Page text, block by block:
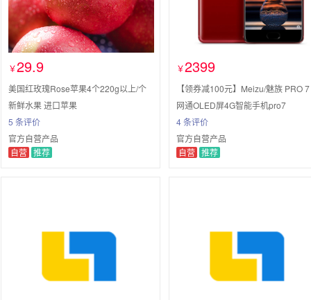
￥29.9
美国红玫瑰Rose苹果4个220g以上/个
新鲜水果 进口苹果
5 条评价
官方自营产品
自营 推荐
￥2399
【领券减100元】Meizu/魅族 PRO
网通OLED屏4G智能手机pro7
4 条评价
官方自营产品
自营 推荐